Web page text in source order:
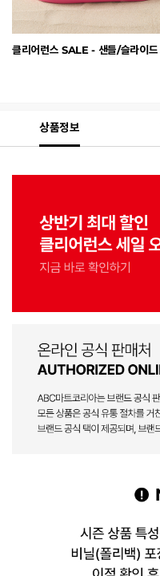
클리어런스 SALE - 샌들/슬라이드
상품정보